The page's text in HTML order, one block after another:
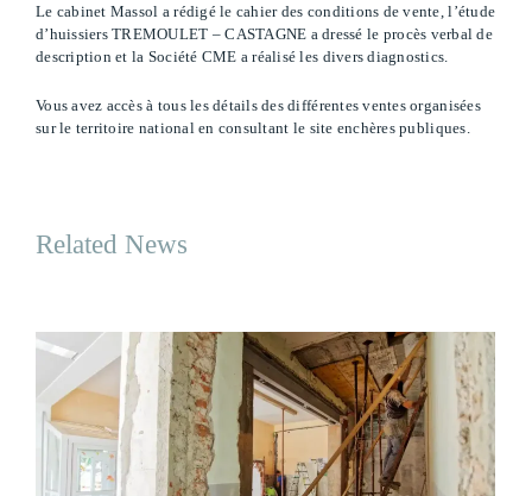
Le cabinet Massol a rédigé le cahier des conditions de vente, l’étude
d’huissiers TREMOULET – CASTAGNE a dressé le procès verbal de
description et la Société CME a réalisé les divers diagnostics.
Vous avez accès à tous les détails des différentes ventes organisées
sur le territoire national en consultant le site enchères publiques.
Related News